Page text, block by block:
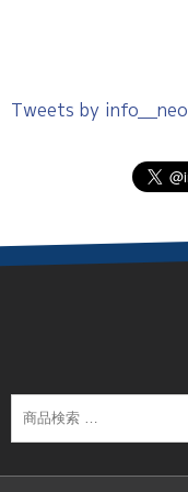
Tweets by info__neo